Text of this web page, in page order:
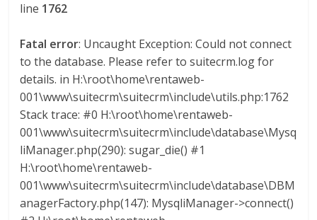
a
e
n
C
o
line 1762
Fatal error: Uncaught Exception: Could not connect
to the database. Please refer to suitecrm.log for
details. in H:\root\home\rentaweb-
001\www\suitecrm\suitecrm\include\utils.php:1762
Stack trace: #0 H:\root\home\rentaweb-
001\www\suitecrm\suitecrm\include\database\Mysq
liManager.php(290): sugar_die() #1
H:\root\home\rentaweb-
001\www\suitecrm\suitecrm\include\database\DBM
anagerFactory.php(147): MysqliManager->connect()